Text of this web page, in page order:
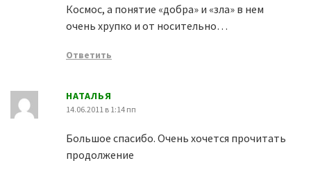
Космос, а понятие «добра» и «зла» в нем
очень хрупко и от носительно…
Ответить
НАТАЛЬЯ
14.06.2011 в 1:14 пп
Большое спасибо. Очень хочется прочитать
продолжение